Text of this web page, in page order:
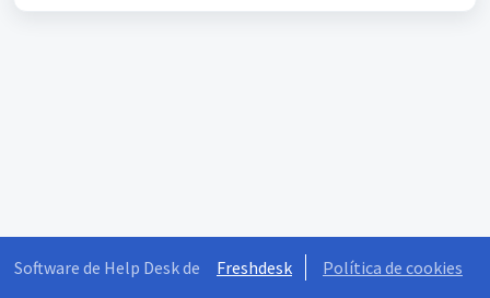
Software de Help Desk de Freshdesk Política de cookies